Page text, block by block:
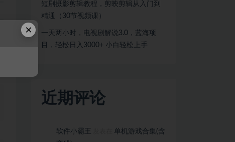
短剧摄影剪辑教程，剪映剪辑从入门到
精通（30节视频课）
一天两小时，电视剧解说3.0，蓝海项
目，轻松日入3000+ 小白轻松上手
近期评论
软件小霸王
单机游戏合集(含
×